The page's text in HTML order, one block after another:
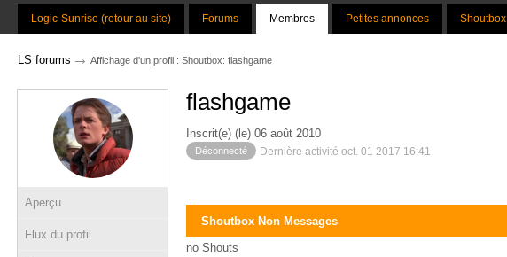
Logic-Sunrise (retour au site) Forums Membres Petites annonces Shoutbox
LS forums → Affichage d'un profil : Shoutbox: flashgame
Aperçu
Flux du profil
flashgame
Inscrit(e) (le) 06 août 2010
Déconnecté Dernière activité oct. 01 2017 16:41
Shoutbox Non Messages
no Shouts